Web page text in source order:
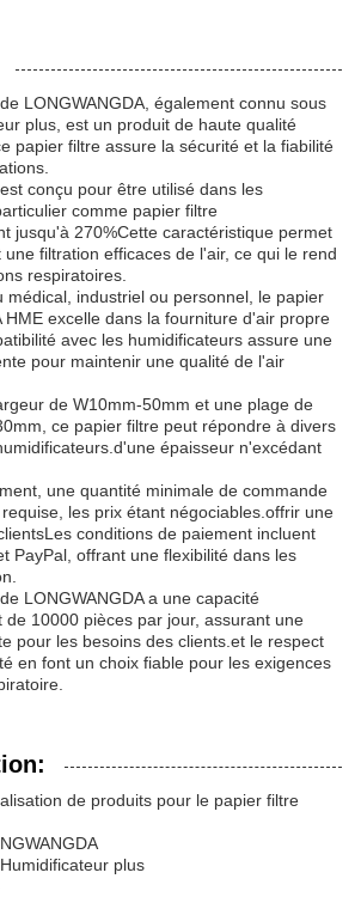
LONGWANGDA, également connu sous
plus, est un produit de haute qualité
papier filtre assure la sécurité et la fiabilité
conçu pour être utilisé dans les
comme papier filtre
jusqu'à 270%Cette caractéristique permet
filtration efficaces de l'air, ce qui le rend
respiratoires.
médical, industriel ou personnel, le papier
HME excelle dans la fourniture d'air propre
avec les humidificateurs assure une
pour maintenir une qualité de l'air
de W10mm-50mm et une plage de
ce papier filtre peut répondre à divers
épaisseur n'excédant
une quantité minimale de commande
les prix étant négociables.offrir une
conditions de paiement incluent
PayPal, offrant une flexibilité dans les
LONGWANGDA a une capacité
de 10000 pièces par jour, assurant une
pour les besoins des clients.et le respect
en font un choix fiable pour les exigences
de produits pour le papier filtre
plus